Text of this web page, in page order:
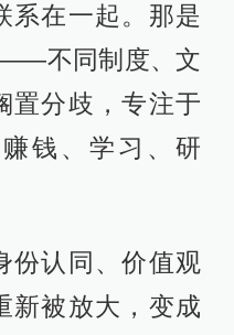
系在一起。那是
不同制度、文
置分歧，专注于
钱、学习、研
份认同、价值观
新被放大，变成